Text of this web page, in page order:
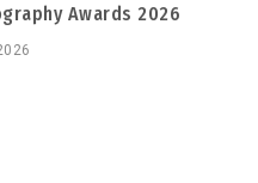
Awards 2026